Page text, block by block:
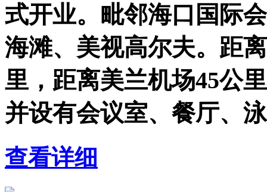
式开业。毗邻海口国际
海滩、美视高尔夫。距
里，距离美兰机场45公
并设有会议室、餐厅、
查看详细